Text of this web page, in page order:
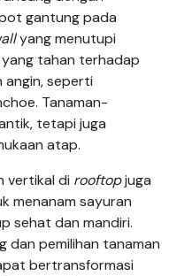
gantung pada
yang menutupi
yang tahan terhadap
angin, seperti
Tanaman-
tetapi juga
atap.
vertikal di rooftopjuga
menanam sayuran
sehat dan mandiri.
dan pemilihan tanaman
bertransformasi